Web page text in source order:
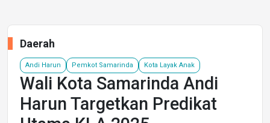
Daerah
Andi Harun Pemkot Samarinda Kota Layak Anak
Wali Kota Samarinda Andi
Harun Targetkan Predikat